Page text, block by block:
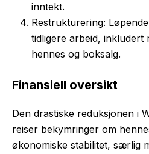
inntekt.
Restrukturering:
tidligere arbeid, inkludert
hennes og boksalg.
Finansiell oversikt
Den drastiske reduksjonen i
reiser bekymringer om
økonomiske stabilitet, særlig